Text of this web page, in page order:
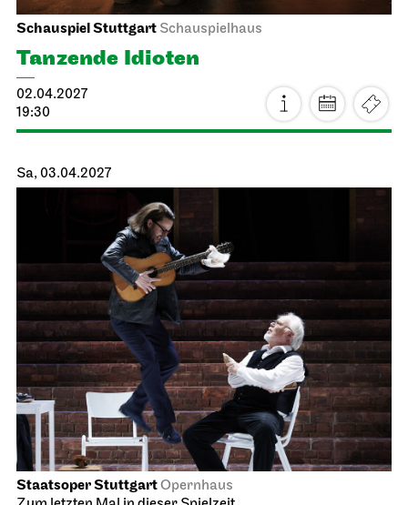
Staatsoper StuttgartOpernhaus
La traviata
11.04.2027
18:00